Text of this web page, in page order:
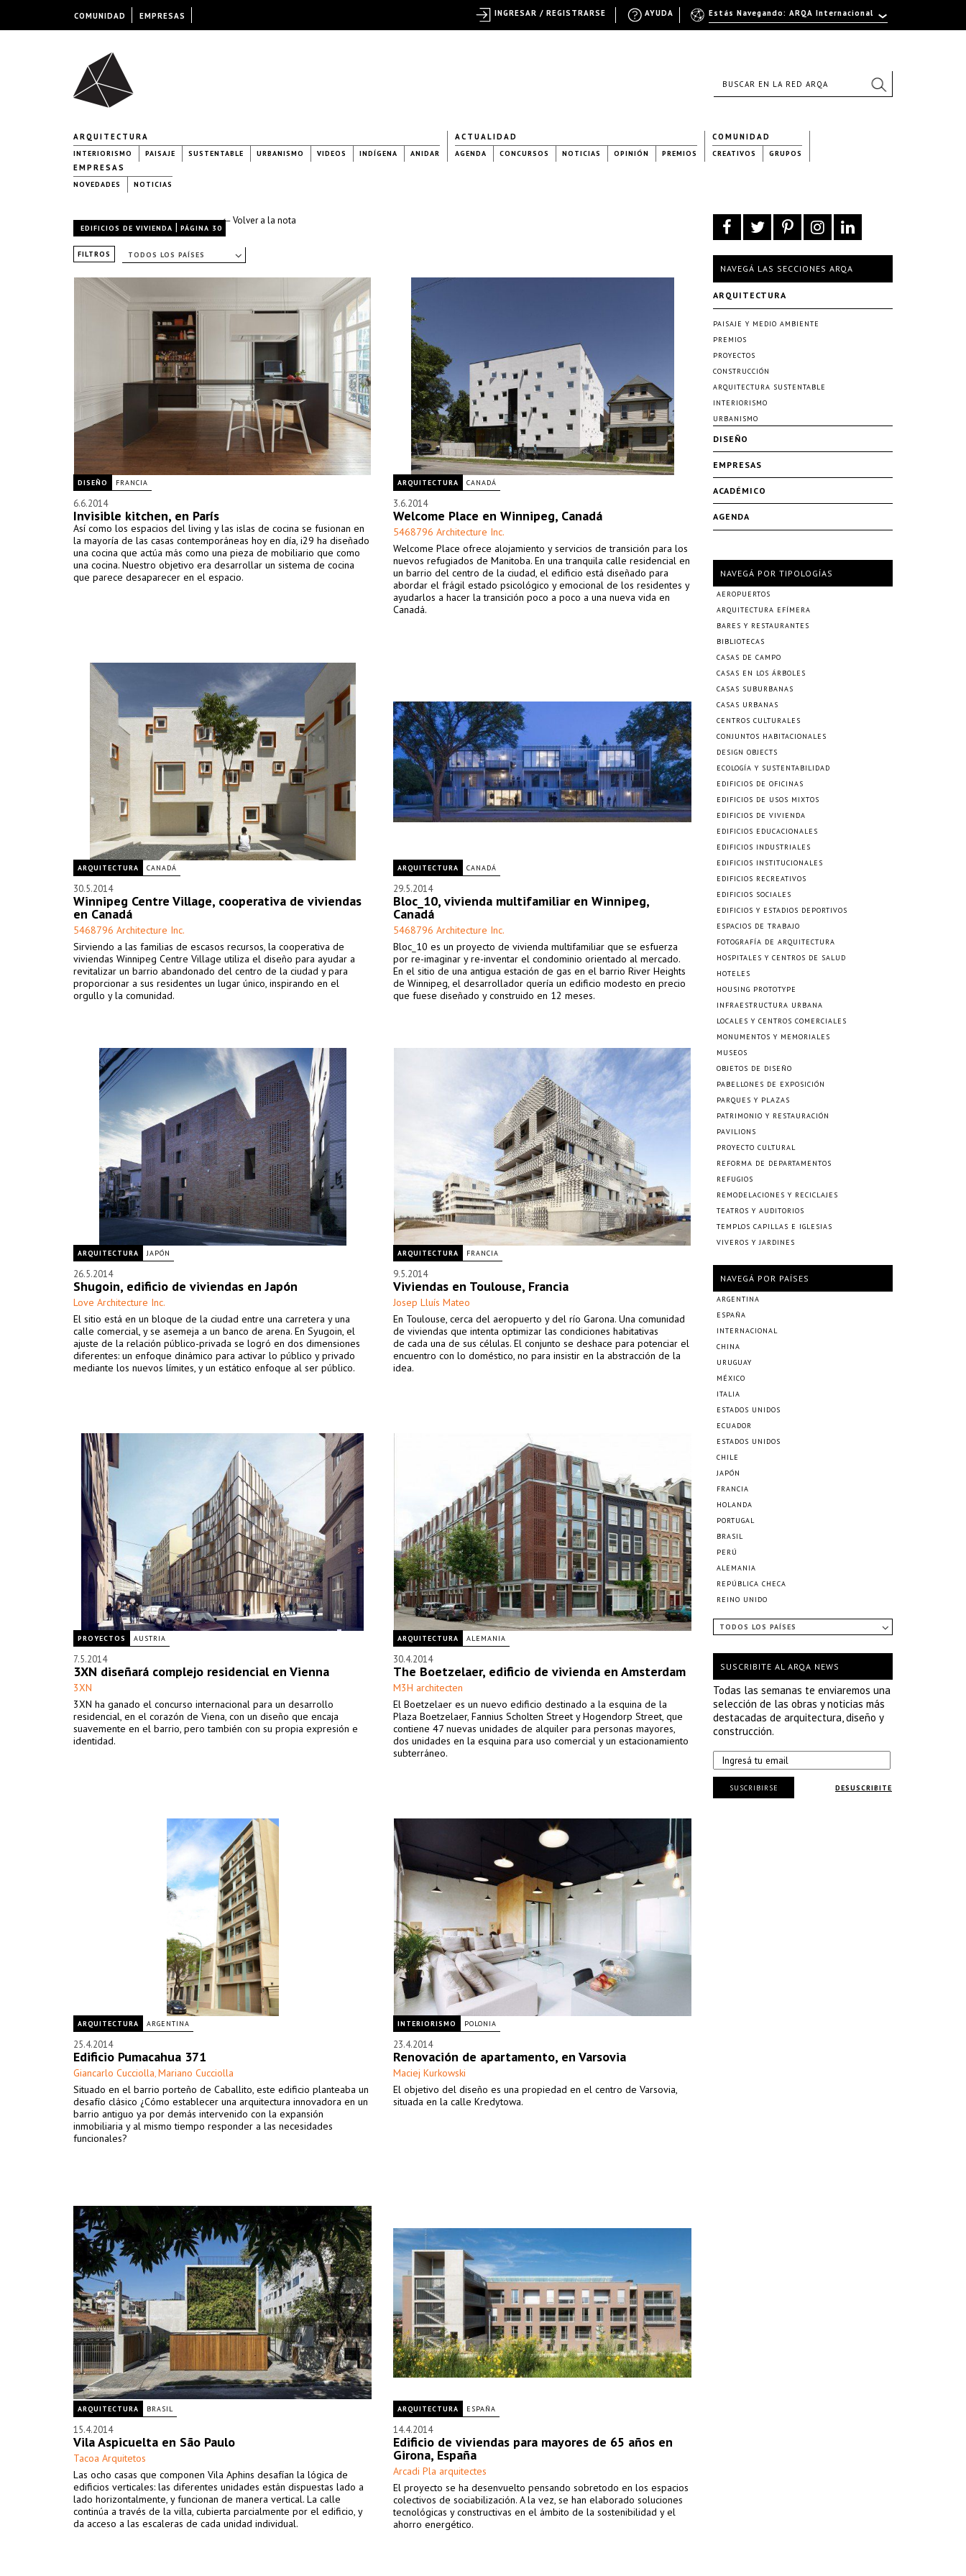
ARQUITECTURA
INTERIORISMO PAISAJE SUSTENTABLE URBANISMO VIDEOS INDÍGENA ANIDAR
ACTUALIDAD
AGENDA CONCURSOS NOTICIAS OPINIÓN PREMIOS
COMUNIDAD
CREATIVOS GRUPOS
EMPRESAS
NOVEDADES NOTICIAS
← Volver a la nota
EDIFICIOS DE VIVIENDA | PÁGINA 30
FILTROS TODOS LOS PAÍSES
DISEÑO FRANCIA
6.6.2014
Invisible kitchen, en París
Así como los espacios del living y las islas de cocina se fusionan en
la mayoría de las casas contemporáneas hoy en día, i29 ha diseñado
una cocina que actúa más como una pieza de mobiliario que como
una cocina. Nuestro objetivo era desarrollar un sistema de cocina
que parece desaparecer en el espacio.
ARQUITECTURA CANADÁ
3.6.2014
Welcome Place en Winnipeg, Canadá
5468796 Architecture Inc.
Welcome Place ofrece alojamiento y servicios de transición para los
nuevos refugiados de Manitoba. En una tranquila calle residencial en
un barrio del centro de la ciudad, el edificio está diseñado para
abordar el frágil estado psicológico y emocional de los residentes y
ayudarlos a hacer la transición poco a poco a una nueva vida en
Canadá.
ARQUITECTURA CANADÁ
30.5.2014
Winnipeg Centre Village, cooperativa de viviendas
en Canadá
5468796 Architecture Inc.
Sirviendo a las familias de escasos recursos, la cooperativa de
viviendas Winnipeg Centre Village utiliza el diseño para ayudar a
revitalizar un barrio abandonado del centro de la ciudad y para
proporcionar a sus residentes un lugar único, inspirando en el
orgullo y la comunidad.
ARQUITECTURA CANADÁ
29.5.2014
Bloc_10, vivienda multifamiliar en Winnipeg,
Canadá
5468796 Architecture Inc.
Bloc_10 es un proyecto de vivienda multifamiliar que se esfuerza
por re-imaginar y re-inventar el condominio orientado al mercado.
En el sitio de una antigua estación de gas en el barrio River Heights
de Winnipeg, el desarrollador quería un edificio modesto en precio
que fuese diseñado y construido en 12 meses.
ARQUITECTURA JAPÓN
26.5.2014
Shugoin, edificio de viviendas en Japón
Love Architecture Inc.
El sitio está en un bloque de la ciudad entre una carretera y una
calle comercial, y se asemeja a un banco de arena. En Syugoin, el
ajuste de la relación público-privada se logró en dos dimensiones
diferentes: un enfoque dinámico para activar lo público y privado
mediante los nuevos límites, y un estático enfoque al ser público.
ARQUITECTURA FRANCIA
9.5.2014
Viviendas en Toulouse, Francia
Josep Lluís Mateo
En Toulouse, cerca del aeropuerto y del río Garona. Una comunidad
de viviendas que intenta optimizar las condiciones habitativas
de cada una de sus células. El conjunto se deshace para potenciar el
encuentro con lo doméstico, no para insistir en la abstracción de la
idea.
PROYECTOS AUSTRIA
7.5.2014
3XN diseñará complejo residencial en Vienna
3XN
3XN ha ganado el concurso internacional para un desarrollo
residencial, en el corazón de Viena, con un diseño que encaja
suavemente en el barrio, pero también con su propia expresión e
identidad.
ARQUITECTURA ALEMANIA
30.4.2014
The Boetzelaer, edificio de vivienda en Amsterdam
M3H architecten
El Boetzelaer es un nuevo edificio destinado a la esquina de la
Plaza Boetzelaer, Fannius Scholten Street y Hogendorp Street, que
contiene 47 nuevas unidades de alquiler para personas mayores,
dos unidades en la esquina para uso comercial y un estacionamiento
subterráneo.
ARQUITECTURA ARGENTINA
25.4.2014
Edificio Pumacahua 371
Giancarlo Cucciolla, Mariano Cucciolla
Situado en el barrio porteño de Caballito, este edificio planteaba un
desafío clásico ¿Cómo establecer una arquitectura innovadora en un
barrio antiguo ya por demás intervenido con la expansión
inmobiliaria y al mismo tiempo responder a las necesidades
funcionales?
INTERIORISMO POLONIA
23.4.2014
Renovación de apartamento, en Varsovia
Maciej Kurkowski
El objetivo del diseño es una propiedad en el centro de Varsovia,
situada en la calle Kredytowa.
ARQUITECTURA BRASIL
15.4.2014
Vila Aspicuelta en São Paulo
Tacoa Arquitetos
Las ocho casas que componen Vila Aphins desafían la lógica de
edificios verticales: las diferentes unidades están dispuestas lado a
lado horizontalmente, y funcionan de manera vertical. La calle
continúa a través de la villa, cubierta parcialmente por el edificio, y
da acceso a las escaleras de cada unidad individual.
ARQUITECTURA ESPAÑA
14.4.2014
Edificio de viviendas para mayores de 65 años en
Girona, España
Arcadi Pla arquitectes
El proyecto se ha desenvuelto pensando sobretodo en los espacios
colectivos de sociabilización. A la vez, se han elaborado soluciones
tecnológicas y constructivas en el ámbito de la sostenibilidad y el
ahorro energético.
NAVEGÁ LAS SECCIONES ARQA
ARQUITECTURA
PAISAJE Y MEDIO AMBIENTE
PREMIOS
PROYECTOS
CONSTRUCCIÓN
ARQUITECTURA SUSTENTABLE
INTERIORISMO
URBANISMO
DISEÑO
EMPRESAS
ACADÉMICO
AGENDA
NAVEGÁ POR TIPOLOGÍAS
AEROPUERTOS
ARQUITECTURA EFÍMERA
BARES Y RESTAURANTES
BIBLIOTECAS
CASAS DE CAMPO
CASAS EN LOS ÁRBOLES
CASAS SUBURBANAS
CASAS URBANAS
CENTROS CULTURALES
CONJUNTOS HABITACIONALES
DESIGN OBJECTS
ECOLOGÍA Y SUSTENTABILIDAD
EDIFICIOS DE OFICINAS
EDIFICIOS DE USOS MIXTOS
EDIFICIOS DE VIVIENDA
EDIFICIOS EDUCACIONALES
EDIFICIOS INDUSTRIALES
EDIFICIOS INSTITUCIONALES
EDIFICIOS RECREATIVOS
EDIFICIOS SOCIALES
EDIFICIOS Y ESTADIOS DEPORTIVOS
ESPACIOS DE TRABAJO
FOTOGRAFÍA DE ARQUITECTURA
HOSPITALES Y CENTROS DE SALUD
HOTELES
HOUSING PROTOTYPE
INFRAESTRUCTURA URBANA
LOCALES Y CENTROS COMERCIALES
MONUMENTOS Y MEMORIALES
MUSEOS
OBJETOS DE DISEÑO
PABELLONES DE EXPOSICIÓN
PARQUES Y PLAZAS
PATRIMONIO Y RESTAURACIÓN
PAVILIONS
PROYECTO CULTURAL
REFORMA DE DEPARTAMENTOS
REFUGIOS
REMODELACIONES Y RECICLAJES
TEATROS Y AUDITORIOS
TEMPLOS CAPILLAS E IGLESIAS
VIVEROS Y JARDINES
NAVEGÁ POR PAÍSES
ARGENTINA
ESPAÑA
INTERNACIONAL
CHINA
URUGUAY
MÉXICO
ITALIA
ESTADOS UNIDOS
ECUADOR
ESTADOS UNIDOS
CHILE
JAPÓN
FRANCIA
HOLANDA
PORTUGAL
BRASIL
PERÚ
ALEMANIA
REPÚBLICA CHECA
REINO UNIDO
TODOS LOS PAÍSES
SUSCRIBITE AL ARQA NEWS
Todas las semanas te enviaremos una
selección de las obras y noticias más
destacadas de arquitectura, diseño y
construcción.
DESUSCRIBITE
SUSCRIBIRSE
COMUNIDAD EMPRESAS Estás Navegando: ARQA Internacional
AYUDA
INGRESAR / REGISTRARSE